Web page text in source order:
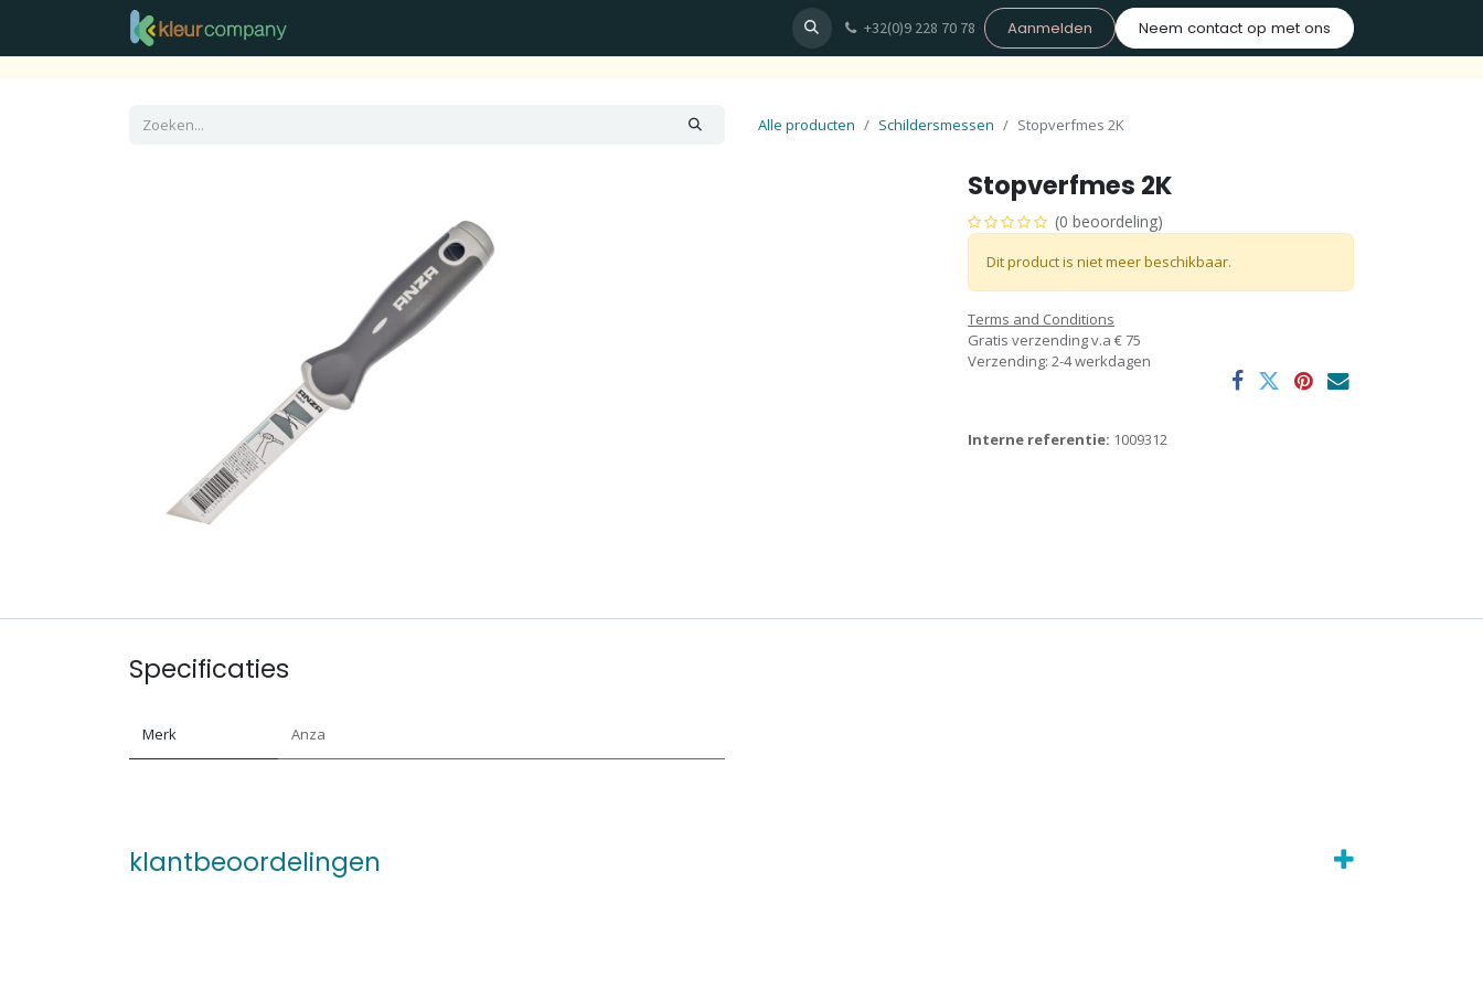
Plan uw afspraak+32(0)9 228 70 78 Aanmelden Neem contact op met ons
Alle producten Schildersmessen Stopverfmes 2K
Stopverfmes 2K
(0 beoordeling)
Dit product is niet meer beschikbaar.
Terms and Conditions
Gratis verzending v.a € 75
Verzending: 2-4 werkdagen
Interne referentie: 1009312
Specificaties
Merk Anza
klantbeoordelingen